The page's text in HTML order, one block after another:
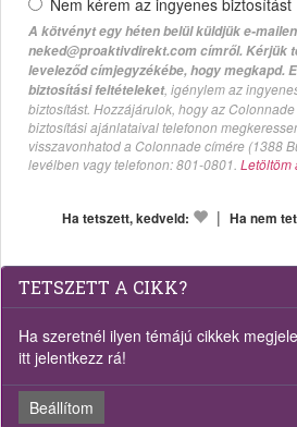
A kötvényt egy héten belül küldjük e-
neked@proaktivdirekt.com címről. Kérjük
leveleződ címjegyzékébe, hogy megkapd.
biztosítási feltételeket, igénylem az
biztosítást. Hozzájárulok, hogy az
biztosítási ajánlataival telefonon
visszavonhatod a Colonnade címére (1388
levélben vagy telefonon: 801-0801. Letöltöm
Ha tetszett, kedveld: | Ha nem
TETSZETT A CIKK?
Ha szeretnél ilyen témájú cikkek
itt jelentkezz rá!
Beállítom